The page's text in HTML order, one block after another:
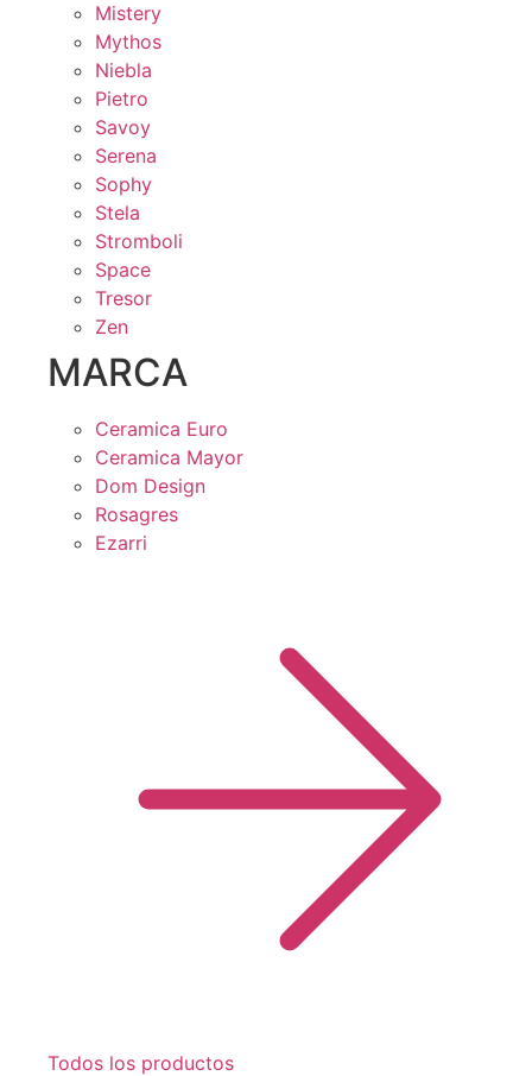
Mistery
Mythos
Niebla
Pietro
Savoy
Serena
Sophy
Stela
Stromboli
Space
Tresor
Zen
MARCA
Ceramica Euro
Ceramica Mayor
Dom Design
Rosagres
Ezarri
Todos los productos